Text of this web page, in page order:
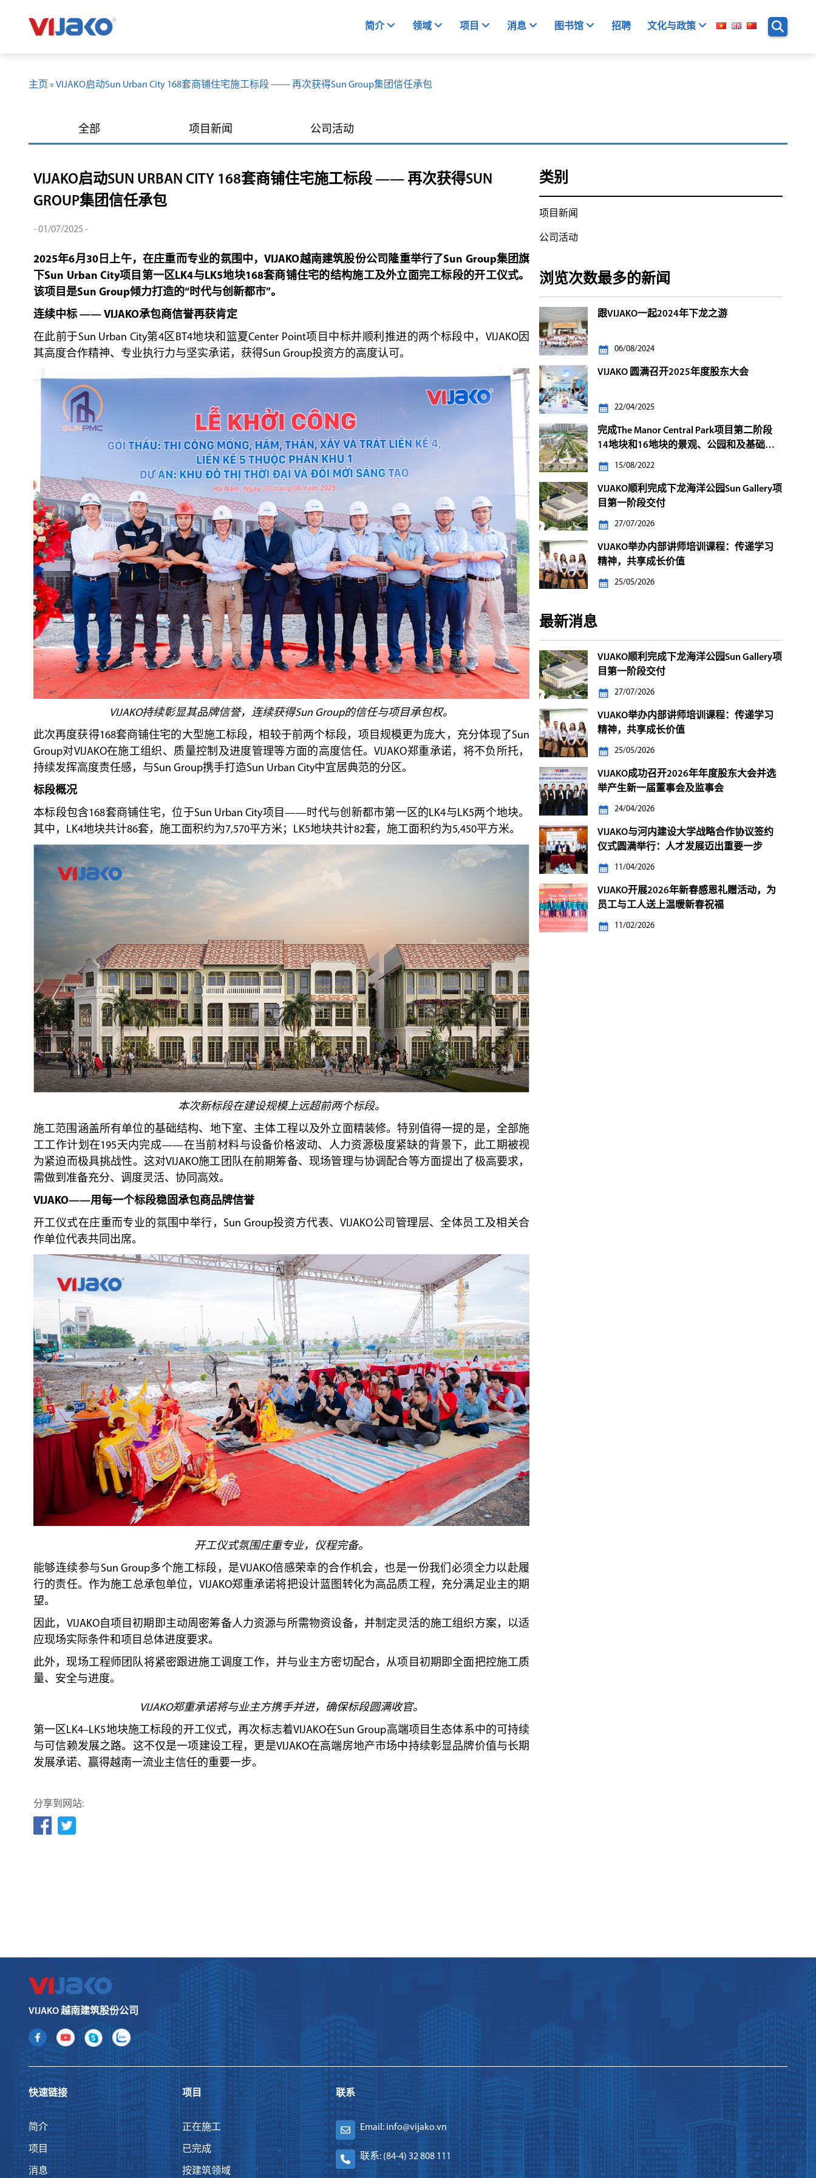
简介 领域 项目 消息 图书馆 招聘 文化与政策
主页 » VIJAKO启动Sun Urban City 168套商铺住宅施工标段 —— 再次获得Sun Group集团信任承包
全部 项目新闻 公司活动
VIJAKO启动SUN URBAN CITY 168套商铺住宅施工标段 —— 再次获得SUN
GROUP集团信任承包
- 01/07/2025 -
2025年6月30日上午，在庄重而专业的氛围中，VIJAKO越南建筑股份公司隆重举行了Sun Group集团旗
下Sun Urban City项目第一区LK4与LK5地块168套商铺住宅的结构施工及外立面完工标段的开工仪式。
该项目是Sun Group倾力打造的“时代与创新都市”。
连续中标 —— VIJAKO承包商信誉再获肯定
在此前于Sun Urban City第4区BT4地块和篮夏Center Point项目中标并顺利推进的两个标段中，VIJAKO因
其高度合作精神、专业执行力与坚实承诺，获得Sun Group投资方的高度认可。
VIJAKO持续彰显其品牌信誉，连续获得Sun Group的信任与项目承包权。
此次再度获得168套商铺住宅的大型施工标段，相较于前两个标段，项目规模更为庞大，充分体现了Sun
Group对VIJAKO在施工组织、质量控制及进度管理等方面的高度信任。VIJAKO郑重承诺，将不负所托，
持续发挥高度责任感，与Sun Group携手打造Sun Urban City中宜居典范的分区。
标段概况
本标段包含168套商铺住宅，位于Sun Urban City项目——时代与创新都市第一区的LK4与LK5两个地块。
其中，LK4地块共计86套，施工面积约为7,570平方米；LK5地块共计82套，施工面积约为5,450平方米。
本次新标段在建设规模上远超前两个标段。
施工范围涵盖所有单位的基础结构、地下室、主体工程以及外立面精装修。特别值得一提的是，全部施
工工作计划在195天内完成——在当前材料与设备价格波动、人力资源极度紧缺的背景下，此工期被视
为紧迫而极具挑战性。这对VIJAKO施工团队在前期筹备、现场管理与协调配合等方面提出了极高要求，
需做到准备充分、调度灵活、协同高效。
VIJAKO——用每一个标段稳固承包商品牌信誉
开工仪式在庄重而专业的氛围中举行，Sun Group投资方代表、VIJAKO公司管理层、全体员工及相关合
作单位代表共同出席。
开工仪式氛围庄重专业，仪程完备。
能够连续参与Sun Group多个施工标段，是VIJAKO倍感荣幸的合作机会，也是一份我们必须全力以赴履
行的责任。作为施工总承包单位，VIJAKO郑重承诺将把设计蓝图转化为高品质工程，充分满足业主的期
望。
因此，VIJAKO自项目初期即主动周密筹备人力资源与所需物资设备，并制定灵活的施工组织方案，以适
应现场实际条件和项目总体进度要求。
此外，现场工程师团队将紧密跟进施工调度工作，并与业主方密切配合，从项目初期即全面把控施工质
量、安全与进度。
VIJAKO郑重承诺将与业主方携手并进，确保标段圆满收官。
第一区LK4–LK5地块施工标段的开工仪式，再次标志着VIJAKO在Sun Group高端项目生态体系中的可持续
与可信赖发展之路。这不仅是一项建设工程，更是VIJAKO在高端房地产市场中持续彰显品牌价值与长期
发展承诺、赢得越南一流业主信任的重要一步。
分享到网站:
类别
项目新闻
公司活动
浏览次数最多的新闻
跟VIJAKO一起2024年下龙之游
06/08/2024
VIJAKO 圆满召开2025年度股东大会
22/04/2025
完成The Manor Central Park项目第二阶段
14地块和16地块的景观、公园和及基础设
施施工标包
15/08/2022
VIJAKO顺利完成下龙海洋公园Sun Gallery项
目第一阶段交付
27/07/2026
VIJAKO举办内部讲师培训课程：传递学习
精神，共享成长价值
25/05/2026
最新消息
VIJAKO顺利完成下龙海洋公园Sun Gallery项
目第一阶段交付
27/07/2026
VIJAKO举办内部讲师培训课程：传递学习
精神，共享成长价值
25/05/2026
VIJAKO成功召开2026年年度股东大会并选
举产生新一届董事会及监事会
24/04/2026
VIJAKO与河内建设大学战略合作协议签约
仪式圆满举行：人才发展迈出重要一步
11/04/2026
VIJAKO开展2026年新春感恩礼赠活动，为
员工与工人送上温暖新春祝福
11/02/2026
VIJAKO 越南建筑股份公司
快速链接
简介
项目
消息
项目
正在施工
已完成
按建筑领域
联系
Email: info@vijako.vn
联系: (84-4) 32 808 111